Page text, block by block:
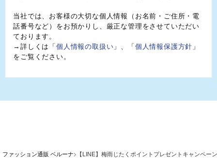
ファッション通販 ベルーナ 【LINE】梅雨じたくポイントプレゼントキャンペーン
当社では、お客様の大切な個人情報（お名前・ご住所・電
話番号など）をお預かりし、厳正な管理をさせていただい
ております。
→詳しくは「個人情報の取扱い 」、「個人情報保護方針 」
をご覧ください。